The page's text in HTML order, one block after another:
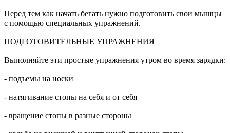
Перед тем как начать бегать нужно подготовить свои мышцы
с помощью специальных упражнений.
ПОДГОТОВИТЕЛЬНЫЕ УПРАЖНЕНИЯ
Выполняйте эти простые упражнения утром во время зарядки:
- подъемы на носки
- натягивание стопы на себя и от себя
- вращение стопы в разные стороны